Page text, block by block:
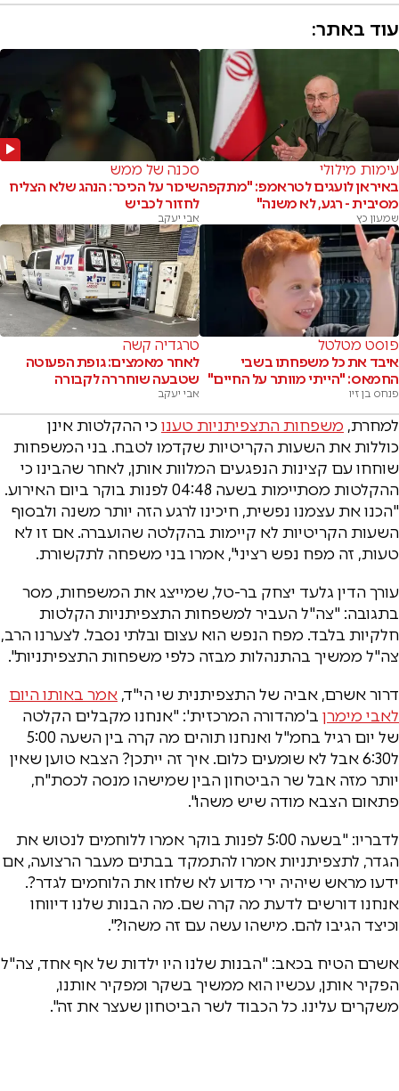
עוד באתר:
עימות מילולי
באיראן לועגים לטראמפ: "מתקפה
מסיבית - רגע, לא משנה"
שמעון כץ
סכנה של ממש
שיכור על הכיכר: הנהג שלא הצליח
לחזור לכביש
אבי יעקב
פוסט מטלטל
איבד את כל משפחתו בשבי
החמאס: "הייתי מוותר על החיים"
פנחס בן זיו
טרגדיה קשה
לאחר מאמצים: גופת הפעוטה
שטבעה שוחררה לקבורה
אבי יעקב
למחרת, משפחות התצפיתניות טענו כי ההקלטות אינן
כוללות את השעות הקריטיות שקדמו לטבח. בני המשפחות
שוחחו עם קצינות הנפגעים המלוות אותן, לאחר שהבינו כי
ההקלטות מסתיימות בשעה 04:48 לפנות בוקר ביום האירוע.
"הכנו את עצמנו נפשית, חיכינו לרגע הזה יותר משנה ולבסוף
השעות הקריטיות לא קיימות בהקלטה שהועברה. אם זו לא
טעות, זה מפח נפש רציני", אמרו בני משפחה לתקשורת.
עורך הדין גלעד יצחק בר-טל, שמייצג את המשפחות, מסר
בתגובה: "צה"ל העביר למשפחות התצפיתניות הקלטות
חלקיות בלבד. מפח הנפש הוא עצום ובלתי נסבל. לצערנו הרב,
צה"ל ממשיך בהתנהלות מבזה כלפי משפחות התצפיתניות".
דרור אשרם, אביה של התצפיתנית שי הי"ד, אמר באותו היום
לאבי מימרן ב'מהדורה המרכזית': "אנחנו מקבלים הקלטה
של יום רגיל בחמ"ל ואנחנו תוהים מה קרה בין השעה 5:00
ל6:30 אבל לא שומעים כלום. איך זה ייתכן? הצבא טוען שאין
יותר מזה אבל שר הביטחון הבין שמישהו מנסה לכסת"ח,
פתאום הצבא מודה שיש משהו".
לדבריו: "בשעה 5:00 לפנות בוקר אמרו ללוחמים לנטוש את
הגדר, לתצפיתניות אמרו להתמקד בבתים מעבר הרצועה, אם
ידעו מראש שיהיה ירי מדוע לא שלחו את הלוחמים לגדר?.
אנחנו דורשים לדעת מה קרה שם. מה הבנות שלנו דיווחו
וכיצד הגיבו להם. מישהו עשה עם זה משהו?".
אשרם הטיח בכאב: "הבנות שלנו היו ילדות של אף אחד, צה"ל
הפקיר אותן, עכשיו הוא ממשיך בשקר ומפקיר אותנו,
משקרים עלינו. כל הכבוד לשר הביטחון שעצר את זה".